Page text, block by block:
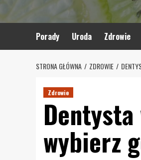
Porady Uroda Zdrowie
STRONA GŁÓWNA ZDROWIE
Zdrowie
wybierz